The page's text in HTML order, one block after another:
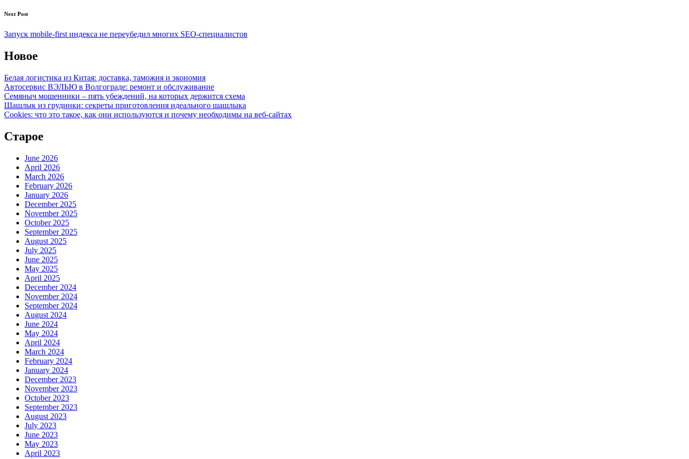
Next Post
Запуск mobile-first индекса не переубедил многих SEO-специалистов
Новое
Белая логистика из Китая: доставка, таможня и экономия
Автосервис ВЭЛЬЮ в Волгограде: ремонт и обслуживание
Семяныч мошенники – пять убеждений, на которых держится схема
Шашлык из грудинки: секреты приготовления идеального шашлыка
Cookies: что это такое, как они используются и почему необходимы на веб-сайтах
Старое
June 2026
April 2026
March 2026
February 2026
January 2026
December 2025
November 2025
October 2025
September 2025
August 2025
July 2025
June 2025
May 2025
April 2025
December 2024
November 2024
September 2024
August 2024
June 2024
May 2024
April 2024
March 2024
February 2024
January 2024
December 2023
November 2023
October 2023
September 2023
August 2023
July 2023
June 2023
May 2023
April 2023